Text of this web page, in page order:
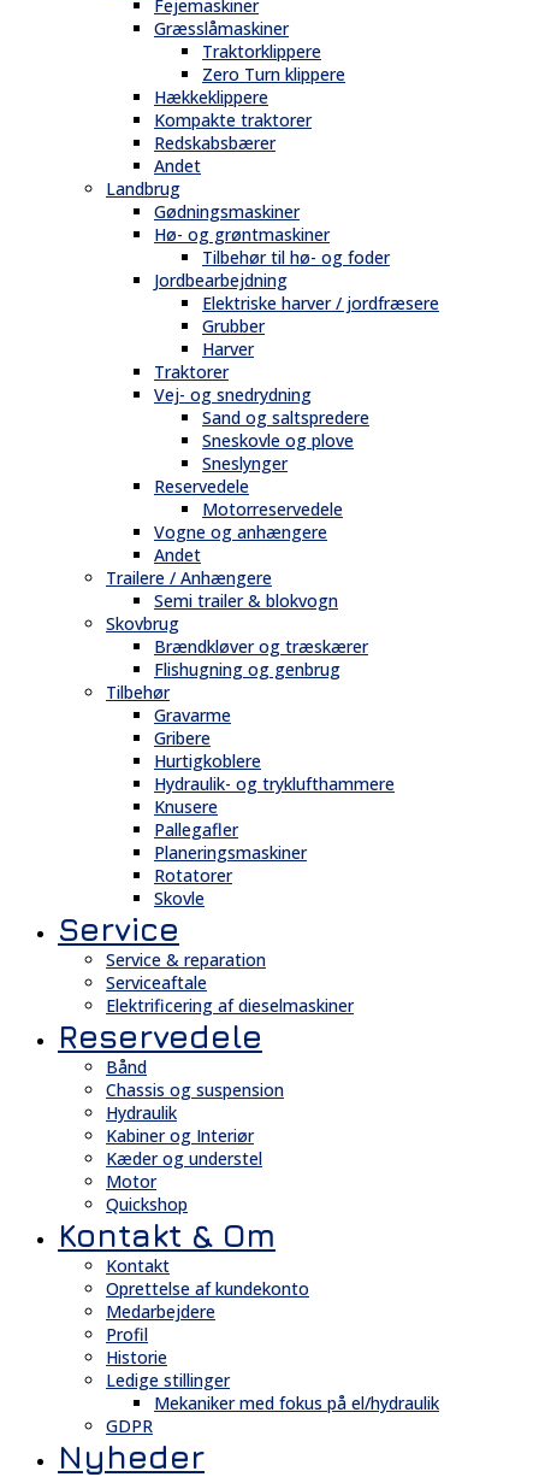
Fejemaskiner
Græsslåmaskiner
Traktorklippere
Zero Turn klippere
Hækkeklippere
Kompakte traktorer
Redskabsbærer
Andet
Landbrug
Gødningsmaskiner
Hø- og grøntmaskiner
Tilbehør til hø- og foder
Jordbearbejdning
Elektriske harver / jordfræsere
Grubber
Harver
Traktorer
Vej- og snedrydning
Sand og saltspredere
Sneskovle og plove
Sneslynger
Reservedele
Motorreservedele
Vogne og anhængere
Andet
Trailere / Anhængere
Semi trailer & blokvogn
Skovbrug
Brændkløver og træskærer
Flishugning og genbrug
Tilbehør
Gravarme
Gribere
Hurtigkoblere
Hydraulik- og tryklufthammere
Knusere
Pallegafler
Planeringsmaskiner
Rotatorer
Skovle
Service
Service & reparation
Serviceaftale
Elektrificering af dieselmaskiner
Reservedele
Bånd
Chassis og suspension
Hydraulik
Kabiner og Interiør
Kæder og understel
Motor
Quickshop
Kontakt & Om
Kontakt
Oprettelse af kundekonto
Medarbejdere
Profil
Historie
Ledige stillinger
Mekaniker med fokus på el/hydraulik
GDPR
Nyheder